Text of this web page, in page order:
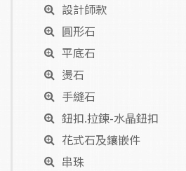
設計師款
圓形石
平底石
燙石
手縫石
鈕扣.拉鍊-水晶鈕扣
花式石及鑲嵌件
串珠